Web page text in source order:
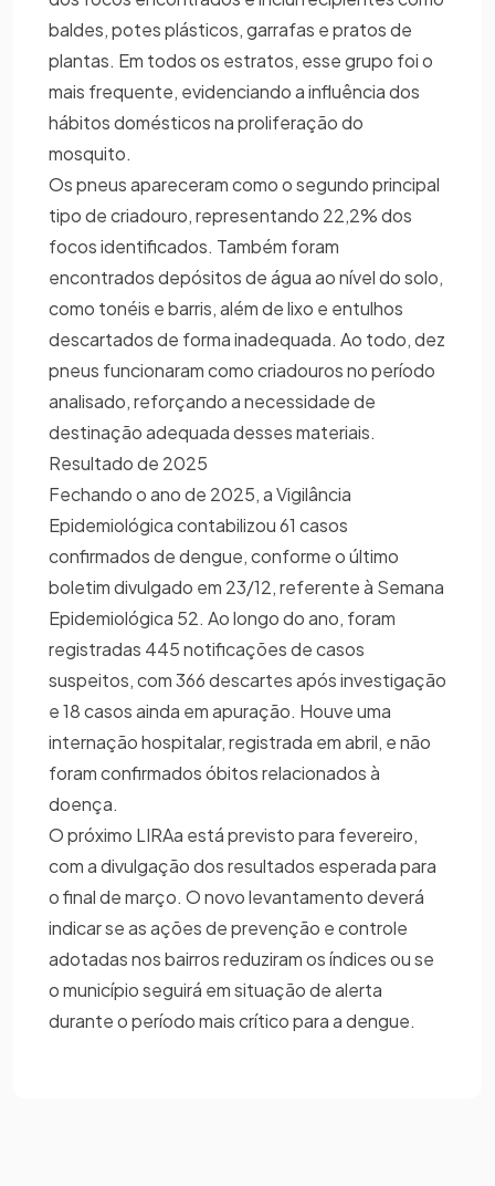
baldes, potes plásticos, garrafas e pratos de
plantas. Em todos os estratos, esse grupo foi o
mais frequente, evidenciando a influência dos
hábitos domésticos na proliferação do
mosquito.
Os pneus apareceram como o segundo principal
tipo de criadouro, representando 22,2% dos
focos identificados. Também foram
encontrados depósitos de água ao nível do solo,
como tonéis e barris, além de lixo e entulhos
descartados de forma inadequada. Ao todo, dez
pneus funcionaram como criadouros no período
analisado, reforçando a necessidade de
destinação adequada desses materiais.
Resultado de 2025
Fechando o ano de 2025, a Vigilância
Epidemiológica contabilizou 61 casos
confirmados de dengue, conforme o último
boletim divulgado em 23/12, referente à Semana
Epidemiológica 52. Ao longo do ano, foram
registradas 445 notificações de casos
suspeitos, com 366 descartes após investigação
e 18 casos ainda em apuração. Houve uma
internação hospitalar, registrada em abril, e não
foram confirmados óbitos relacionados à
doença.
O próximo LIRAa está previsto para fevereiro,
com a divulgação dos resultados esperada para
o final de março. O novo levantamento deverá
indicar se as ações de prevenção e controle
adotadas nos bairros reduziram os índices ou se
o município seguirá em situação de alerta
durante o período mais crítico para a dengue.